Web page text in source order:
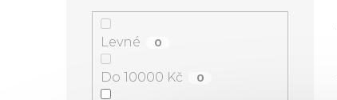
Levné 0
Do 10000 Kč 0